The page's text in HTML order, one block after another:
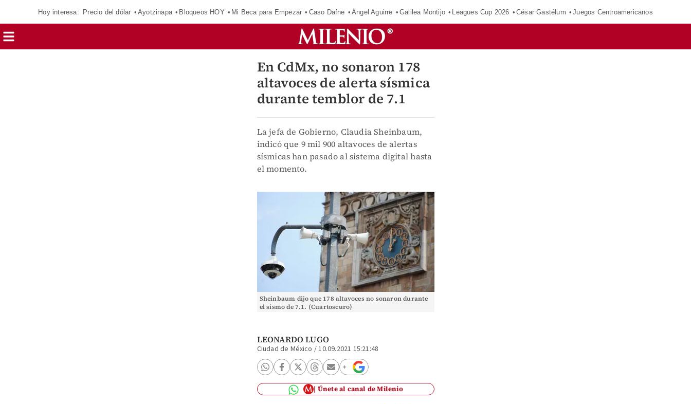
Hoy interesa: Precio del dólar Ayotzinapa Bloqueos HOY Mi Beca para Empezar Caso Dafne Ángel Aguirre Galilea Montijo Leagues Cup 2026 César Gastélum Juegos Centroamericanos
En CdMx, no sonaron 178
altavoces de alerta sísmica
durante temblor de 7.1
La jefa de Gobierno, Claudia Sheinbaum,
indicó que 9 mil 900 altavoces de alertas
sísmicas han pasado al sistema digital hasta
el momento.
Sheinbaum dijo que 178 altavoces no sonaron durante
el sismo de 7.1. (Cuartoscuro)
LEONARDO LUGO
Ciudad de México /10.09.2021 15:21:48
Únete al canal de Milenio